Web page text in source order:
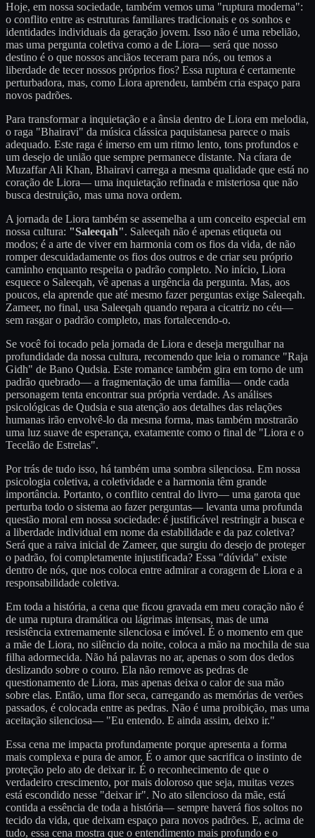
Hoje, em nossa sociedade, também vemos uma "ruptura moderna":
o conflito entre as estruturas familiares tradicionais e os sonhos e
identidades individuais da geração jovem. Isso não é uma rebelião,
mas uma pergunta coletiva como a de Liora— será que nosso
destino é o que nossos anciãos teceram para nós, ou temos a
liberdade de tecer nossos próprios fios? Essa ruptura é certamente
perturbadora, mas, como Liora aprendeu, também cria espaço para
novos padrões.
Para transformar a inquietação e a ânsia dentro de Liora em melodia,
o raga "Bhairavi" da música clássica paquistanesa parece o mais
adequado. Este raga é imerso em um ritmo lento, tons profundos e
um desejo de união que sempre permanece distante. Na cítara de
Muzaffar Ali Khan, Bhairavi carrega a mesma qualidade que está no
coração de Liora— uma inquietação refinada e misteriosa que não
busca destruição, mas uma nova ordem.
A jornada de Liora também se assemelha a um conceito especial em
nossa cultura: "Saleeqah". Saleeqah não é apenas etiqueta ou
modos; é a arte de viver em harmonia com os fios da vida, de não
romper descuidadamente os fios dos outros e de criar seu próprio
caminho enquanto respeita o padrão completo. No início, Liora
esquece o Saleeqah, vê apenas a urgência da pergunta. Mas, aos
poucos, ela aprende que até mesmo fazer perguntas exige Saleeqah.
Zameer, no final, usa Saleeqah quando repara a cicatriz no céu—
sem rasgar o padrão completo, mas fortalecendo-o.
Se você foi tocado pela jornada de Liora e deseja mergulhar na
profundidade da nossa cultura, recomendo que leia o romance "Raja
Gidh" de Bano Qudsia. Este romance também gira em torno de um
padrão quebrado— a fragmentação de uma família— onde cada
personagem tenta encontrar sua própria verdade. As análises
psicológicas de Qudsia e sua atenção aos detalhes das relações
humanas irão envolvê-lo da mesma forma, mas também mostrarão
uma luz suave de esperança, exatamente como o final de "Liora e o
Tecelão de Estrelas".
Por trás de tudo isso, há também uma sombra silenciosa. Em nossa
psicologia coletiva, a coletividade e a harmonia têm grande
importância. Portanto, o conflito central do livro— uma garota que
perturba todo o sistema ao fazer perguntas— levanta uma profunda
questão moral em nossa sociedade: é justificável restringir a busca e
a liberdade individual em nome da estabilidade e da paz coletiva?
Será que a raiva inicial de Zameer, que surgiu do desejo de proteger
o padrão, foi completamente injustificada? Essa "dúvida" existe
dentro de nós, que nos coloca entre admirar a coragem de Liora e a
responsabilidade coletiva.
Em toda a história, a cena que ficou gravada em meu coração não é
de uma ruptura dramática ou lágrimas intensas, mas de uma
resistência extremamente silenciosa e imóvel. É o momento em que
a mãe de Liora, no silêncio da noite, coloca a mão na mochila de sua
filha adormecida. Não há palavras no ar, apenas o som dos dedos
deslizando sobre o couro. Ela não remove as pedras de
questionamento de Liora, mas apenas deixa o calor de sua mão
sobre elas. Então, uma flor seca, carregando as memórias de verões
passados, é colocada entre as pedras. Não é uma proibição, mas uma
aceitação silenciosa— "Eu entendo. E ainda assim, deixo ir."
Essa cena me impacta profundamente porque apresenta a forma
mais complexa e pura de amor. É o amor que sacrifica o instinto de
proteção pelo ato de deixar ir. É o reconhecimento de que o
verdadeiro crescimento, por mais doloroso que seja, muitas vezes
está escondido nesse "deixar ir". No ato silencioso da mãe, está
contida a essência de toda a história— sempre haverá fios soltos no
tecido da vida, que deixam espaço para novos padrões. E, acima de
tudo, essa cena mostra que o entendimento mais profundo e o